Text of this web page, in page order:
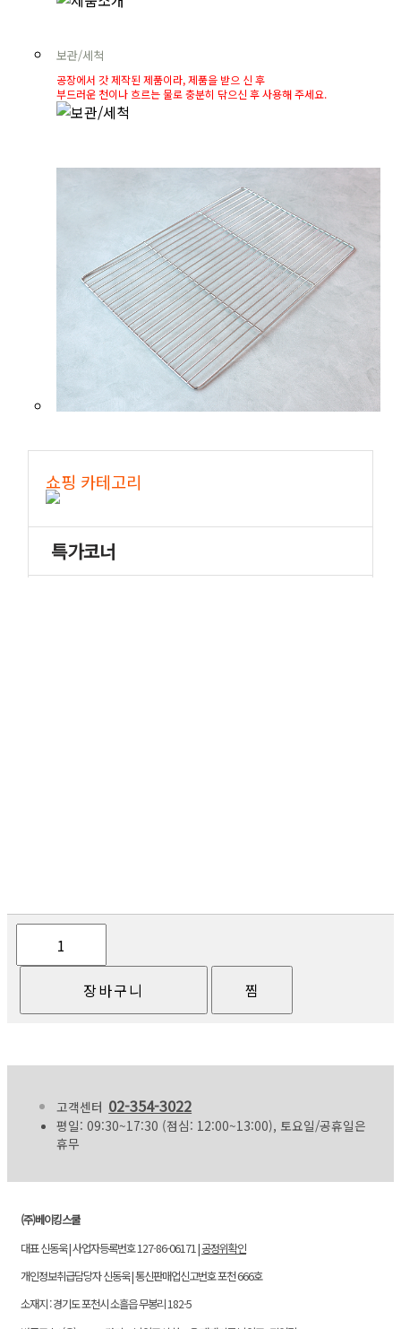
보관/세척
공장에서 갓 제작된 제품이라, 제품을 받으 신 후
부드러운 천이나 흐르는 물로 충분히 닦으신 후 사용해 주세요.
고객센터 02-354-3022
평일: 09:30~17:30 (점심: 12:00~13:00), 토요일/공휴일은
휴무
(주)베이킹스쿨
대표 신동욱 | 사업자등록번호 127-86-06171 |공정위확인
개인정보취급담당자 신동욱 | 통신판매업신고번호 포천 666호
소재지 : 경기도 포천시 소흘읍 무봉리 182-5